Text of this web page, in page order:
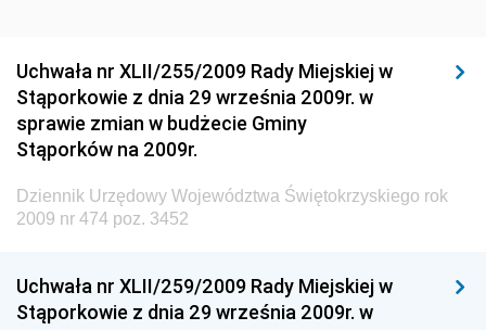
Środowiska
Dziennik Urzędowy Ministerstwa Administracji,
Gospodarki Terenowej i Ochrony Środowiska
Gospodarki Przestrzennej
Dziennik Urzędowy Ministerstwa Przemysłu
Uchwała nr XLII/255/2009 Rady Miejskiej w
Stąporkowie z dnia 29 września 2009r. w
sprawie zmian w budżecie Gminy
Stąporków na 2009r.
Dziennik Urzędowy Województwa Świętokrzyskiego rok
2009 nr 474 poz. 3452
Uchwała nr XLII/259/2009 Rady Miejskiej w
Stąporkowie z dnia 29 września 2009r. w